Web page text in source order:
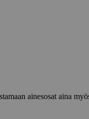
ainesosat aina